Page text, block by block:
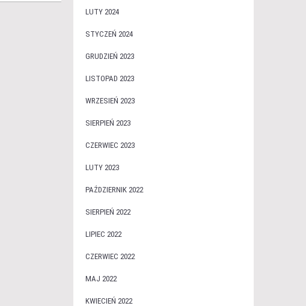
LUTY 2024
STYCZEŃ 2024
GRUDZIEŃ 2023
LISTOPAD 2023
WRZESIEŃ 2023
SIERPIEŃ 2023
CZERWIEC 2023
LUTY 2023
PAŹDZIERNIK 2022
SIERPIEŃ 2022
LIPIEC 2022
CZERWIEC 2022
MAJ 2022
KWIECIEŃ 2022